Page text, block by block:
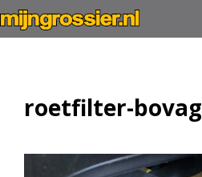
roetfilter-bovag